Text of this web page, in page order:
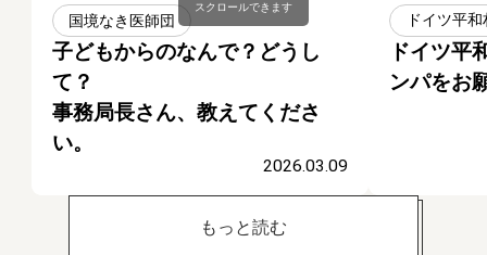
国境なき医師団
子どもからのなんで？どうし
て？
事務局長さん、教えてくださ
い。
2026.03.09
ドイツ平和
ドイツ平
ンパをお
スクロールできます
もっと読む